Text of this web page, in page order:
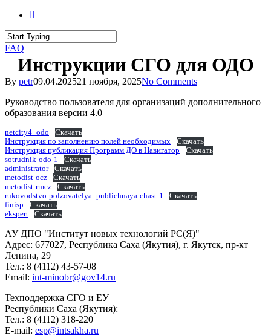
FAQ
Инструкции СГО для ОДО
By petr09.04.202521 ноября, 2025No Comments
Руководство пользователя для организаций дополнительного
образования версии 4.0
netcity4_odo
Скачать
Инструкция по заполнению полей необходимых
Скачать
Инструкция публикация Программ ДО в Навигатор
Скачать
sotrudnik-odo-1
Скачать
administrator
Скачать
metodist-ocz
Скачать
metodist-rmcz
Скачать
rukovodstvo-polzovatelya.-publichnaya-chast-1
Скачать
finisp
Скачать
ekspert
Скачать
АУ ДПО "Институт новых технологий РС(Я)"
Адрес: 677027, Республика Саха (Якутия), г. Якутск, пр-кт
Ленина, 29
Тел.: 8 (4112) 43-57-08
Email: int-minobr@gov14.ru
Техподдержка СГО и ЕУ
Республики Саха (Якутия):
Тел.: 8 (4112) 318-220
E-mail: esp@intsakha.ru